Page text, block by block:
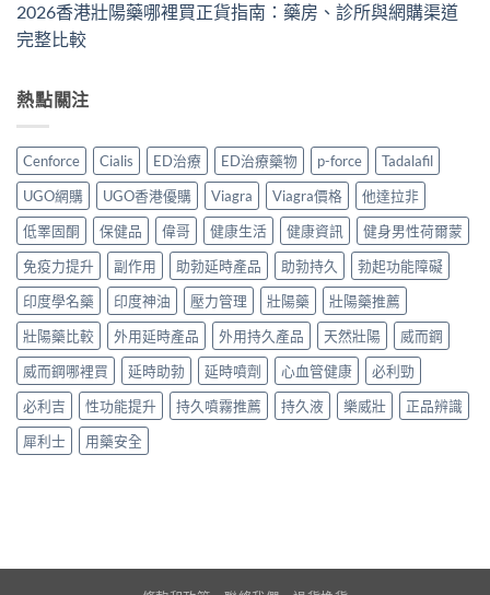
2026香港壯陽藥哪裡買正貨指南：藥房、診所與網購渠道
完整比較
熱點關注
Cenforce Cialis ED治療 ED治療藥物 p-force
Tadalafil
UGO網購
UGO香港優購 Viagra Viagra價格
他達拉非
低睪固酮
保健品 偉哥 健康生活 健康資訊
健身男性荷爾蒙
免疫力提升
副作用 助勃延時產品 助勃持久
勃起功能障礙
印度學名藥
印度神油 壓力管理 壯陽藥
壯陽藥推薦
壯陽藥比較
外用延時產品 外用持久產品 天然壯陽
威而鋼
威而鋼哪裡買
延時助勃 延時噴劑 心血管健康
必利勁
必利吉
性功能提升 持久噴霧推薦 持久液 樂威壯
正品辨識
犀利士
用藥安全